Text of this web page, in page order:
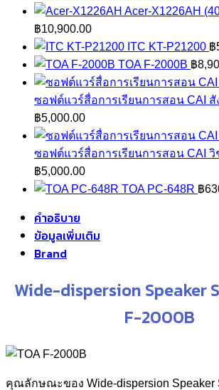
Acer-X1226AH
฿10,900.00
ITC KT-P21200 ฿
TOA F-2000B ฿
ซอฟต์แวร์สื่อการเรียนการสอน CAI
฿5,000.00
ซอฟต์แวร์สื่อการเรียนการสอน CAI
฿5,000.00
TOA PC-648R ฿
คำอธิบาย
ข้อมูลเพิ่มเติม
Brand
Wide-dispersion Speaker
F-2000B
คุณลักษณะของ Wide-dispersion Speaker